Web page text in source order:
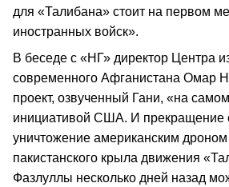
для «Талибана» стоит на первом
иностранных войск».
В беседе с «НГ» директор Центра
современного Афганистана Омар
проект, озвученный Гани, «на
инициативой США. И прекращение
уничтожение американским
пакистанского крыла движения
Фазлуллы несколько дней назад